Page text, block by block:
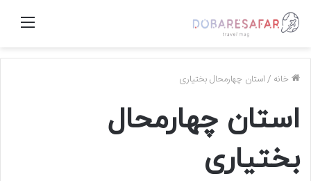
منو
خانه /استان چهارمحال بختیاری
استان چهارمحال
بختیاری